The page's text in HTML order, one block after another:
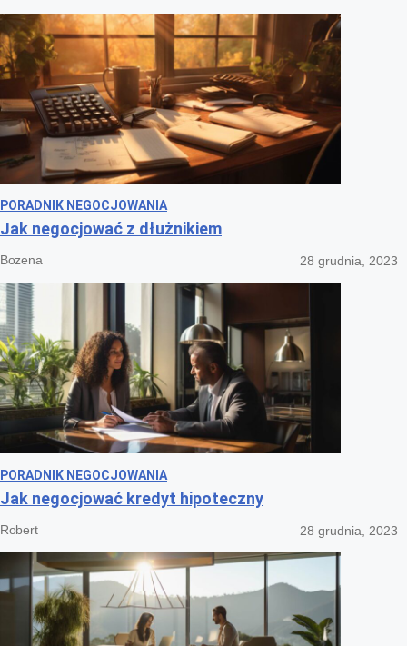
PORADNIK NEGOCJOWANIA
Jak negocjować z dłużnikiem
Bozena 28 grudnia, 2023
PORADNIK NEGOCJOWANIA
Jak negocjować kredyt hipoteczny
Robert 28 grudnia, 2023